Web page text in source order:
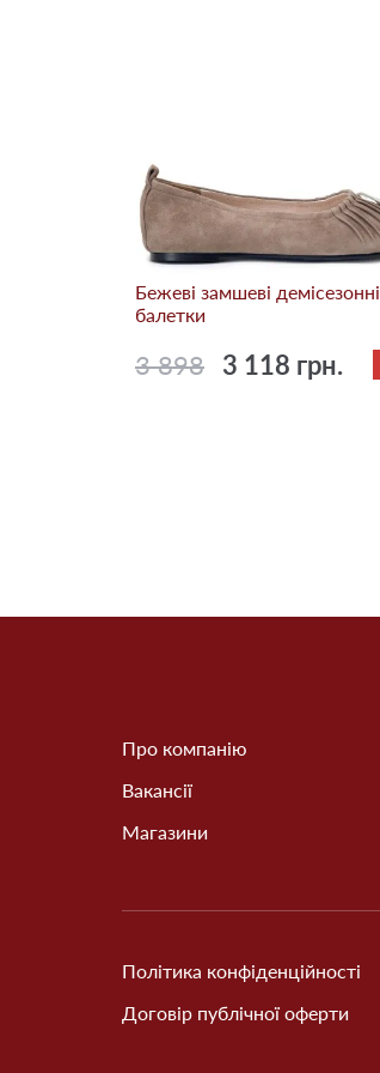
Бежевi замшеві демісезонні
балетки
3 898 3 118 грн.
Про компанію
Вакансії
Магазини
Політика конфіденційності
Договір публічної оферти